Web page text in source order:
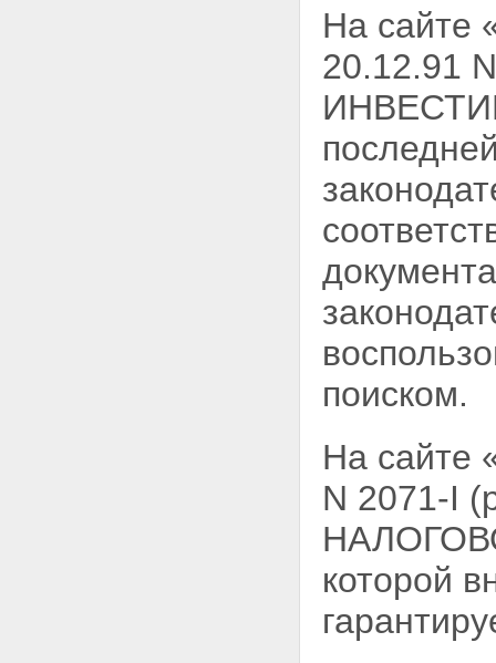
На сайте
20.12.91
поиском.
На сайте
N 2071-I
которой